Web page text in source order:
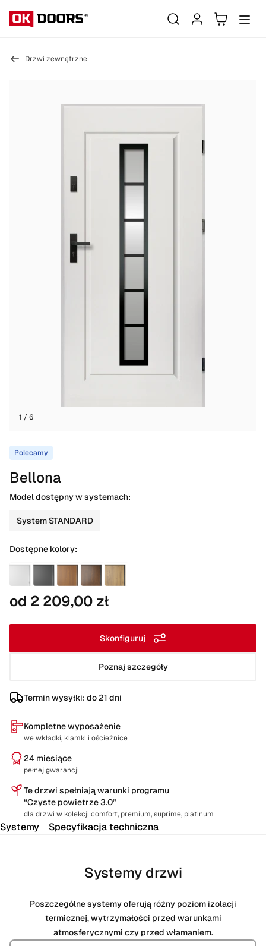
Drzwi zewnętrzne
1 / 6
Polecamy
Bellona
Model dostępny w systemach:
System STANDARD
Dostępne kolory:
od 2 209,00 zł
Skonfiguruj
Poznaj szczegóły
Termin wysyłki: do 21 dni
Kompletne wyposażenie
we wkładki, klamki i ościeżnice
24 miesiące
pełnej gwarancji
Te drzwi spełniają warunki programu
“Czyste powietrze 3.0”
dla drzwi w kolekcji comfort, premium, suprime, platinum
Systemy Specyfikacja techniczna
Systemy drzwi
Poszczególne systemy oferują różny poziom izolacji
termicznej, wytrzymałości przed warunkami
atmosferycznymi czy przed włamaniem.